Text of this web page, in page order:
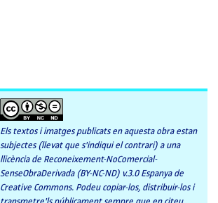
Els textos i imatges publicats en aquesta obra estan
subjectes (llevat que s'indiqui el contrari) a una
llicència de Reconeixement-NoComercial-
SenseObraDerivada (BY-NC-ND) v.3.0 Espanya de
Creative Commons. Podeu copiar-los, distribuir-los i